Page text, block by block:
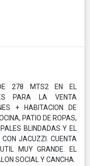
DE 278 MTS2 EN EL
PARA LA VENTA
+ HABITACION DE
PATIO DE ROPAS,
BLINDADAS Y EL
JACUZZI. CUENTA
MUY GRANDE. EL
SOCIAL Y CANCHA.